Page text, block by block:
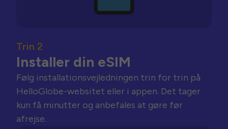
Trin 2
Installer din eSIM
Følg installationsvejledningen trin for trin på
HelloGlobe-websitet eller i appen. Det tager
kun få minutter og anbefales at gøre før
afrejse.